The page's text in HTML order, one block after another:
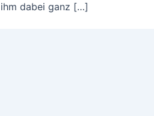
ihm dabei ganz […]